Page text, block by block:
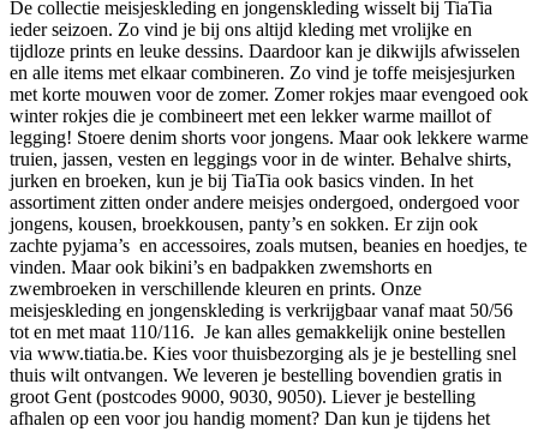
De collectie meisjeskleding en jongenskleding wisselt bij TiaTia
ieder seizoen. Zo vind je bij ons altijd kleding met vrolijke en
tijdloze prints en leuke dessins. Daardoor kan je dikwijls afwisselen
en alle items met elkaar combineren. Zo vind je toffe meisjesjurken
met korte mouwen voor de zomer. Zomer rokjes maar evengoed ook
winter rokjes die je combineert met een lekker warme maillot of
legging! Stoere denim shorts voor jongens. Maar ook lekkere warme
truien, jassen, vesten en leggings voor in de winter. Behalve shirts,
jurken en broeken, kun je bij TiaTia ook basics vinden. In het
assortiment zitten onder andere meisjes ondergoed, ondergoed voor
jongens, kousen, broekkousen, panty’s en sokken. Er zijn ook
zachte pyjama’s en accessoires, zoals mutsen, beanies en hoedjes, te
vinden. Maar ook bikini’s en badpakken zwemshorts en
zwembroeken in verschillende kleuren en prints. Onze
meisjeskleding en jongenskleding is verkrijgbaar vanaf maat 50/56
tot en met maat 110/116. Je kan alles gemakkelijk onine bestellen
via www.tiatia.be. Kies voor thuisbezorging als je je bestelling snel
thuis wilt ontvangen. We leveren je bestelling bovendien gratis in
groot Gent (postcodes 9000, 9030, 9050). Liever je bestelling
afhalen op een voor jou handig moment? Dan kun je tijdens het